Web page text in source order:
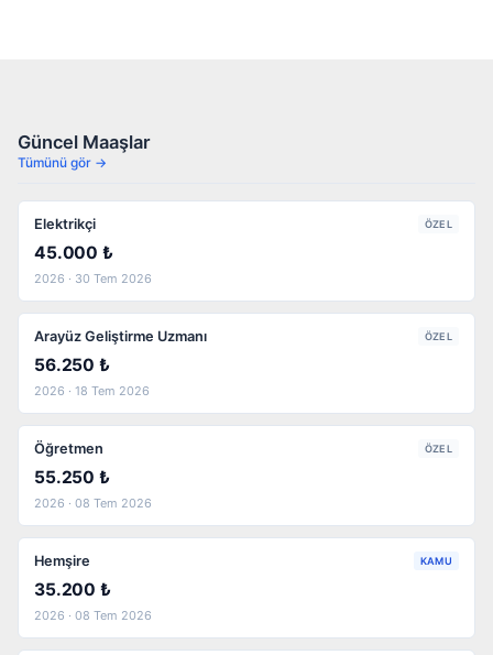
Güncel Maaşlar
Tümünü gör →
Elektrikçi ÖZEL
45.000 ₺
2026 · 30 Tem 2026
Arayüz Geliştirme Uzmanı ÖZEL
56.250 ₺
2026 · 18 Tem 2026
Öğretmen ÖZEL
55.250 ₺
2026 · 08 Tem 2026
Hemşire KAMU
35.200 ₺
2026 · 08 Tem 2026